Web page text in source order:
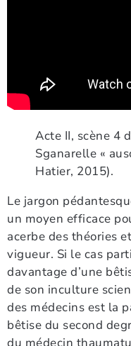
Acte II, scène 4
Sganarelle «
Hatier, 2015).
Le jargon
un moyen efficace
acerbe des théories
vigueur. Si le cas
davantage d’une
de son inculture
des médecins est la
bêtise du second